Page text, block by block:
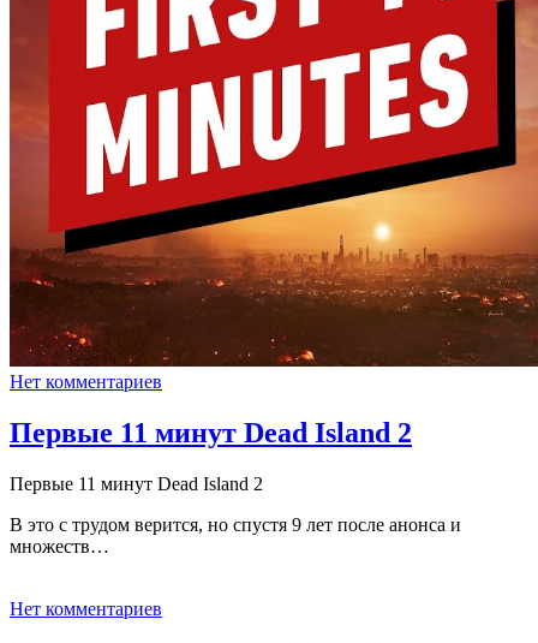
Нет комментариев
Первые 11 минут Dead Island 2
Первые 11 минут Dead Island 2
В это с трудом верится, но спустя 9 лет после анонса и
множеств…
Нет комментариев